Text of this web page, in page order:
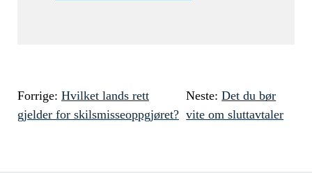
Forrige: Hvilket lands rett
gjelder for skilsmisseoppgjøret?
Neste:Det du bør
vite om sluttavtaler